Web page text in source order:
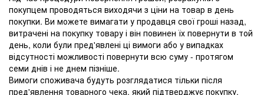
покупцем проводяться виходячи з ціни на товар в день
покупки. Ви можете вимагати у продавця свої гроші назад,
витрачені на покупку товару і він повинен їх повернути в той
день, коли були пред'явлені ці вимоги або у випадках
відсутності можливості повернути всю суму - протягом
семи днів і не днем ​​пізніше.
Вимоги споживача будуть розглядатися тільки після
пред'явлення товарного чека, який підтверджує покупку,